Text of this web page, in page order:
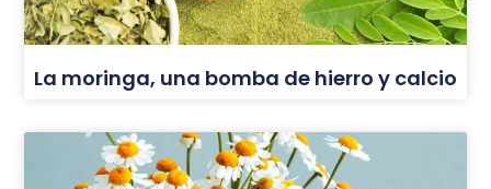
La moringa, una bomba de hierro y calcio